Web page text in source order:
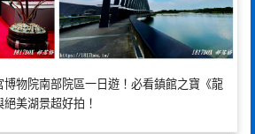
博物院南部院區一日遊！必看鎮館之寶《龍
美湖景超好拍！